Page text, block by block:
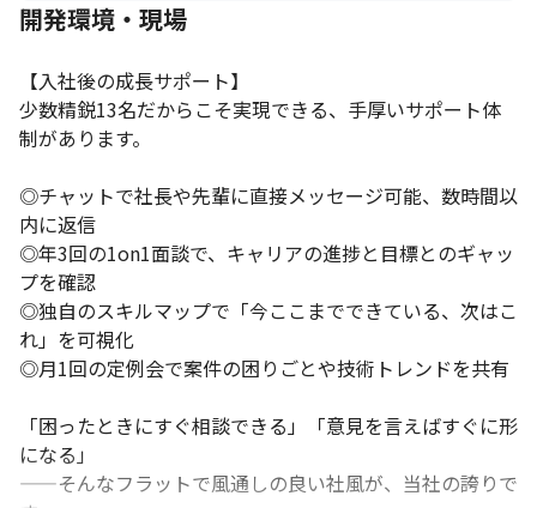
開発環境・現場
【入社後の成長サポート】
少数精鋭13名だからこそ実現できる、手厚いサポート体
制があります。
◎チャットで社長や先輩に直接メッセージ可能、数時間以
内に返信
◎年3回の1on1面談で、キャリアの進捗と目標とのギャッ
プを確認
◎独自のスキルマップで「今ここまでできている、次はこ
れ」を可視化
◎月1回の定例会で案件の困りごとや技術トレンドを共有
「困ったときにすぐ相談できる」「意見を言えばすぐに形
になる」
——そんなフラットで風通しの良い社風が、当社の誇りで